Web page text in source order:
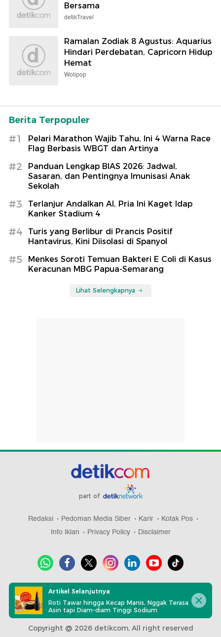
Bersama
detikTravel
Ramalan Zodiak 8 Agustus: Aquarius
Hindari Perdebatan, Capricorn Hidup
Hemat
Wolipop
Berita Terpopuler
#1
Pelari Marathon Wajib Tahu, Ini 4 Warna Race
Flag Berbasis WBGT dan Artinya
#2
Panduan Lengkap BIAS 2026: Jadwal,
Sasaran, dan Pentingnya Imunisasi Anak
Sekolah
#3
Terlanjur Andalkan AI, Pria Ini Kaget Idap
Kanker Stadium 4
#4
Turis yang Berlibur di Prancis Positif
Hantavirus, Kini Diisolasi di Spanyol
#5
Menkes Soroti Temuan Bakteri E Coli di Kasus
Keracunan MBG Papua-Semarang
Lihat Selengkapnya
part of
Redaksi Pedoman Media Siber Karir
Kotak Pos
Info Iklan
Privacy Policy Disclaimer
Copyright @ 2026 detikcom, All right reserved
Artikel Selanjutnya
Roti Tawar hingga Kecap Manis, Nggak Terasa
Asin tapi Diam-diam Tinggi Sodium